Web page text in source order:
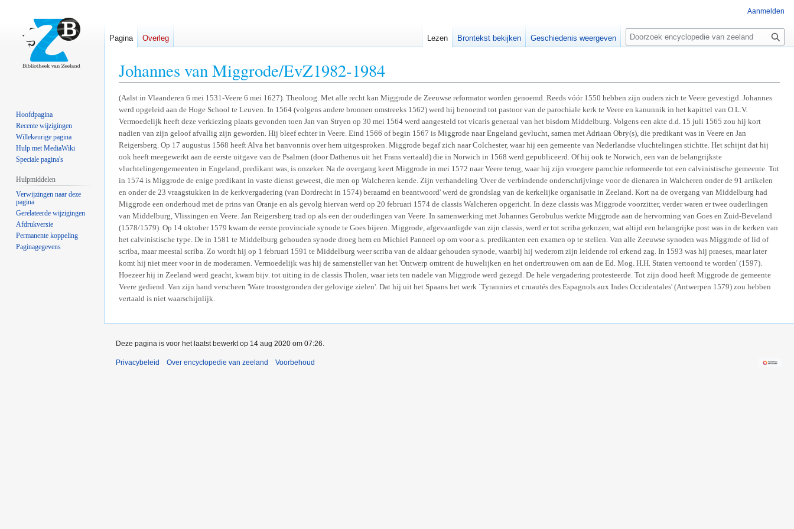
Johannes van Miggrode/EvZ1982-1984
Naar
navigatie
springen
Naar
zoeken
springen
(Aalst in Vlaanderen 6 mei 1531-Veere 6 mei 1627). Theoloog. Met alle recht kan Miggrode de Zeeuwse reformator worden genoemd. Reeds vóór 1550 hebben zijn ouders zich te Veere gevestigd. Johannes
werd opgeleid aan de Hoge School te Leuven. In 1564 (volgens andere bronnen omstreeks 1562) werd hij benoemd tot pastoor van de parochiale kerk te Veere en kanunnik in het kapittel van O.L.V.
Vermoedelijk heeft deze verkiezing plaats gevonden toen Jan van Stryen op 30 mei 1564 werd aangesteld tot vicaris generaal van het bisdom Middelburg. Volgens een akte d.d. 15 juli 1565 zou hij kort
nadien van zijn geloof afvallig zijn geworden. Hij bleef echter in Veere. Eind 1566 of begin 1567 is Miggrode naar Engeland gevlucht, samen met Adriaan Obry(s), die predikant was in Veere en Jan
Reigersberg. Op 17 augustus 1568 heeft Alva het banvonnis over hem uitgesproken. Miggrode begaf zich naar Colchester, waar hij een gemeente van Nederlandse vluchtelingen stichtte. Het schijnt dat hij
ook heeft meegewerkt aan de eerste uitgave van de Psalmen (door Dathenus uit het Frans vertaald) die in Norwich in 1568 werd gepubliceerd. Of hij ook te Norwich, een van de belangrijkste
vluchtelingengemeenten in Engeland, predikant was, is onzeker. Na de overgang keert Miggrode in mei 1572 naar Veere terug, waar hij zijn vroegere parochie reformeerde tot een calvinistische gemeente. Tot
in 1574 is Miggrode de enige predikant in vaste dienst geweest, die men op Walcheren kende. Zijn verhandeling 'Over de verbindende onderschrijvinge voor de dienaren in Walcheren onder de 91 artikelen
en onder de 23 vraagstukken in de kerkvergadering (van Dordrecht in 1574) beraamd en beantwoord' werd de grondslag van de kerkelijke organisatie in Zeeland. Kort na de overgang van Middelburg had
Miggrode een onderhoud met de prins van Oranje en als gevolg hiervan werd op 20 februari 1574 de classis Walcheren opgericht. In deze classis was Miggrode voorzitter, verder waren er twee ouderlingen
van Middelburg, Vlissingen en Veere. Jan Reigersberg trad op als een der ouderlingen van Veere. In samenwerking met Johannes Gerobulus werkte Miggrode aan de hervorming van Goes en Zuid-Beveland
(1578/1579). Op 14 oktober 1579 kwam de eerste provinciale synode te Goes bijeen. Miggrode, afgevaardigde van zijn classis, werd er tot scriba gekozen, wat altijd een belangrijke post was in de kerken van
het calvinistische type. De in 1581 te Middelburg gehouden synode droeg hem en Michiel Panneel op om voor a.s. predikanten een examen op te stellen. Van alle Zeeuwse synoden was Miggrode of lid of
scriba, maar meestal scriba. Zo wordt hij op 1 februari 1591 te Middelburg weer scriba van de aldaar gehouden synode, waarbij hij wederom zijn leidende rol erkend zag. In 1593 was hij praeses, maar later
komt hij niet meer voor in de moderamen. Vermoedelijk was hij de samensteller van het 'Ontwerp omtrent de huwelijken en het ondertrouwen om aan de Ed. Mog. H.H. Staten vertoond te worden' (1597).
Hoezeer hij in Zeeland werd geacht, kwam bijv. tot uiting in de classis Tholen, waar iets ten nadele van Miggrode werd gezegd. De hele vergadering protesteerde. Tot zijn dood heeft Miggrode de gemeente
Veere gediend. Van zijn hand verscheen 'Ware troostgronden der gelovige zielen'. Dat hij uit het Spaans het werk `Tyrannies et cruautés des Espagnols aux Indes Occidentales' (Antwerpen 1579) zou hebben
vertaald is niet waarschijnlijk.
Aanmelden
Pagina Overleg Lezen Brontekst bekijken Geschiedenis weergeven
Z
e
Hoofdpagina
Recente wijzigingen
Willekeurige pagina
Hulp met MediaWiki
Speciale pagina's
Hulpmiddelen
Verwijzingen naar deze
pagina
Gerelateerde wijzigingen
Afdrukversie
Permanente koppeling
Paginagegevens
Deze pagina is voor het laatst bewerkt op 14 aug 2020 om 07:26.
Privacybeleid Over encyclopedie van zeeland Voorbehoud